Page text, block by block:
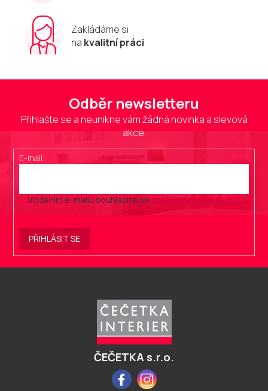
Zakládáme si
na kvalitní práci
Odběr newsletteru
Přihlašte se a neunikne vám žádná novinka a slevová
akce.
E-mail
Vložením e-mailu souhlasíte se zpracováním osobních
.
PŘIHLÁSIT SE
ČEČETKA s.r.o.
FacebookInstagram